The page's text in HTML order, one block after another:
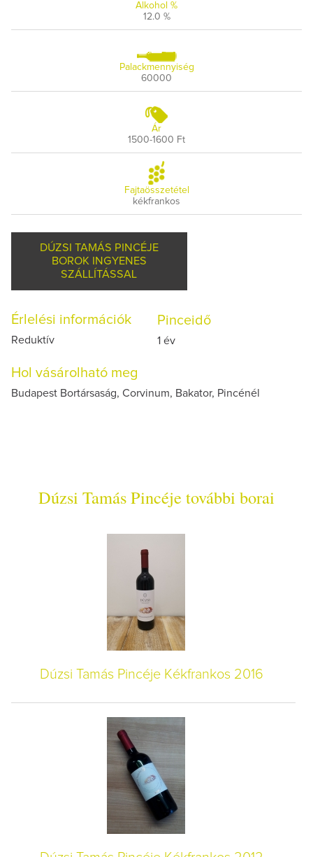
Alkohol %
12.0 %
Palackmennyiség
60000
Ár
1500-1600 Ft
Fajtaösszetétel
kékfrankos
DÚZSI TAMÁS PINCÉJE
BOROK INGYENES
SZÁLLÍTÁSSAL
Érlelési információk
Reduktív
Pinceidő
1 év
Hol vásárolható meg
Budapest Bortársaság, Corvinum, Bakator, Pincénél
Dúzsi Tamás Pincéje további borai
Dúzsi Tamás Pincéje Kékfrankos 2016